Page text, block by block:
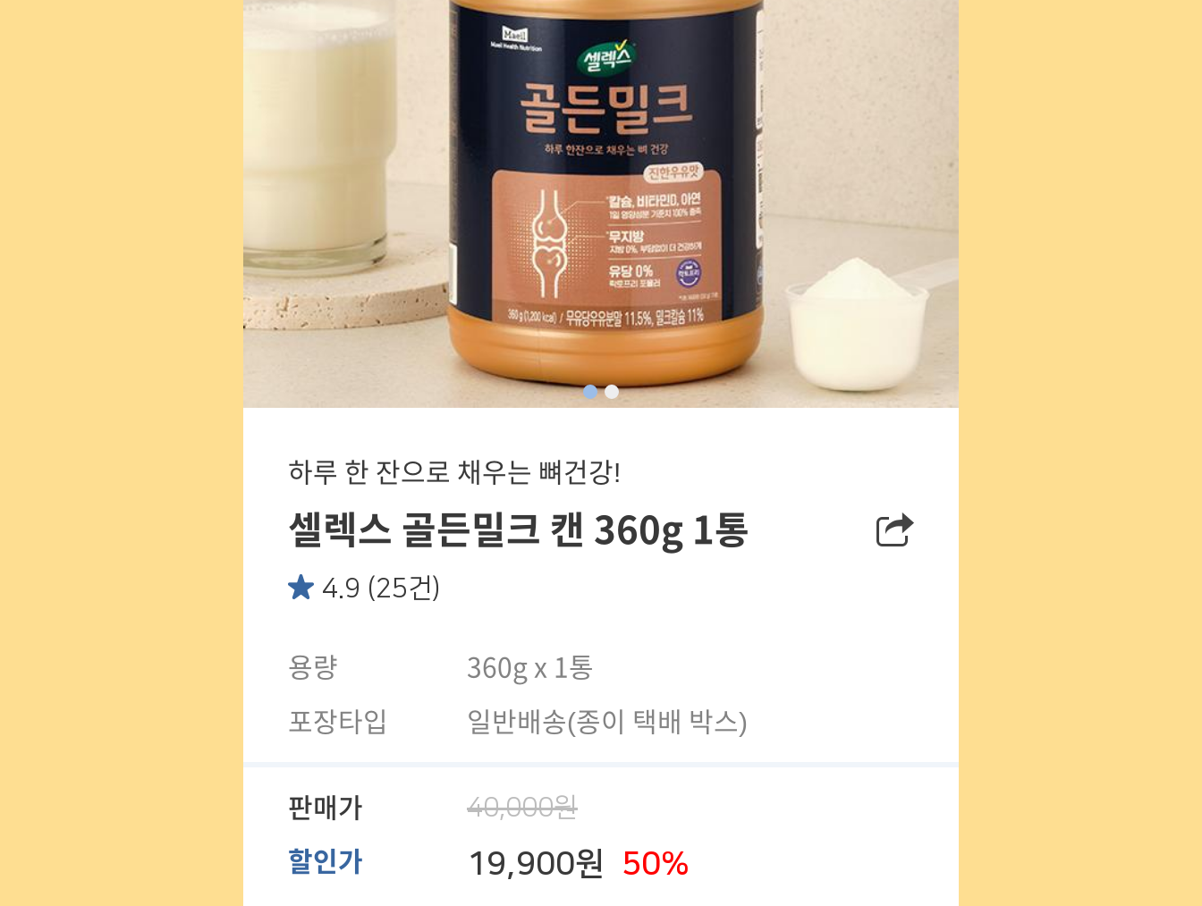
하루 한 잔으로 채우는 뼈건강!
셀렉스 골든밀크 캔 360g 1통
4.9 (25건)
용량 360g x 1통
포장타입 일반배송(종이 택배 박스)
판매가 40,000원
할인가 19,900원 50%